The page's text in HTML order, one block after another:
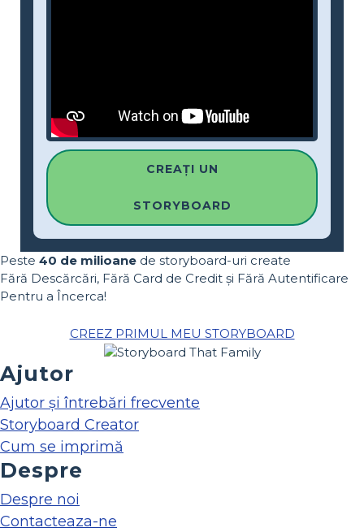
CREAȚI UN
STORYBOARD
Peste 40 de milioane de storyboard-uri create
Fără Descărcări, Fără Card de Credit și Fără Autentificare
Pentru a Încerca!
CREEZ PRIMUL MEU STORYBOARD
Ajutor
Ajutor și întrebări frecvente
Storyboard Creator
Cum se imprimă
Despre
Despre noi
Contacteaza-ne